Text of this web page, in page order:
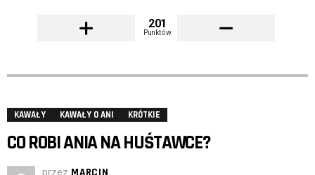
201
Punktów
KAWAŁY KAWAŁY O ANI KRÓTKIE
CO ROBI ANIA NA HUŚTAWCE?
przez